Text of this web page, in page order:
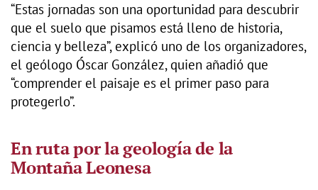
“Estas jornadas son una oportunidad para descubrir
que el suelo que pisamos está lleno de historia,
ciencia y belleza”, explicó uno de los organizadores,
el geólogo Óscar González, quien añadió que
“comprender el paisaje es el primer paso para
protegerlo”.
En ruta por la geología de la
Montaña Leonesa